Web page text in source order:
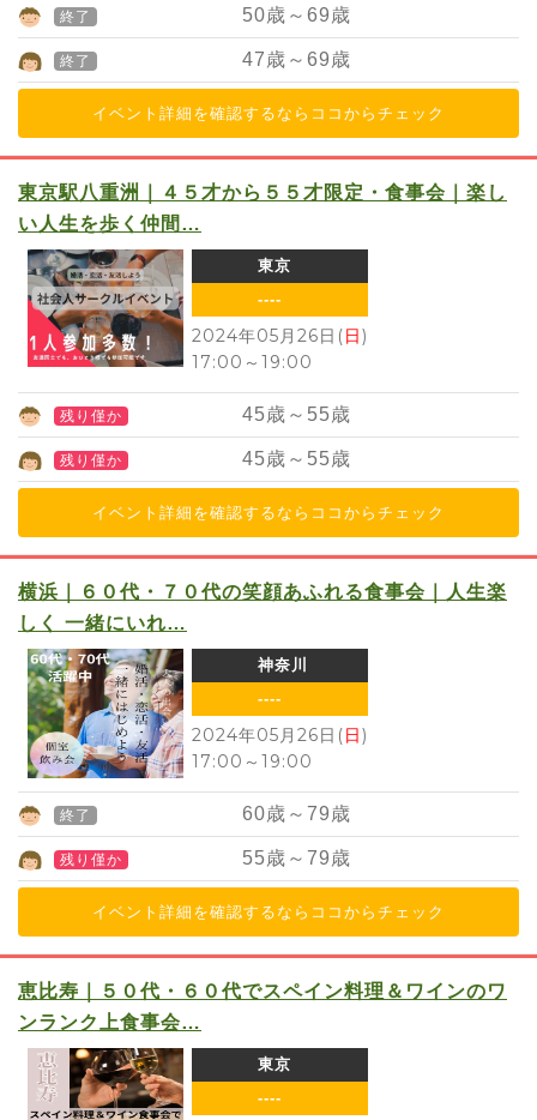
終了 50歳～69歳
終了 47歳～69歳
イベント詳細を確認するならココからチェック
東京駅八重洲｜４５才から５５才限定・食事会｜楽し
い人生を歩く仲間…
東京
----
2024年05月26日(日)
17:00 ～ 19:00
残り僅か 45歳～ 55歳
残り僅か 45歳～ 55歳
イベント詳細を確認するならココからチェック
横浜｜６０代・７０代の笑顔あふれる食事会｜人生楽
しく 一緒にいれ…
神奈川
----
2024年05月26日(日)
17:00 ～ 19:00
終了 60歳～79歳
残り僅か 55歳～79歳
イベント詳細を確認するならココからチェック
恵比寿｜５０代・６０代でスペイン料理＆ワインのワ
ンランク上食事会…
東京
----